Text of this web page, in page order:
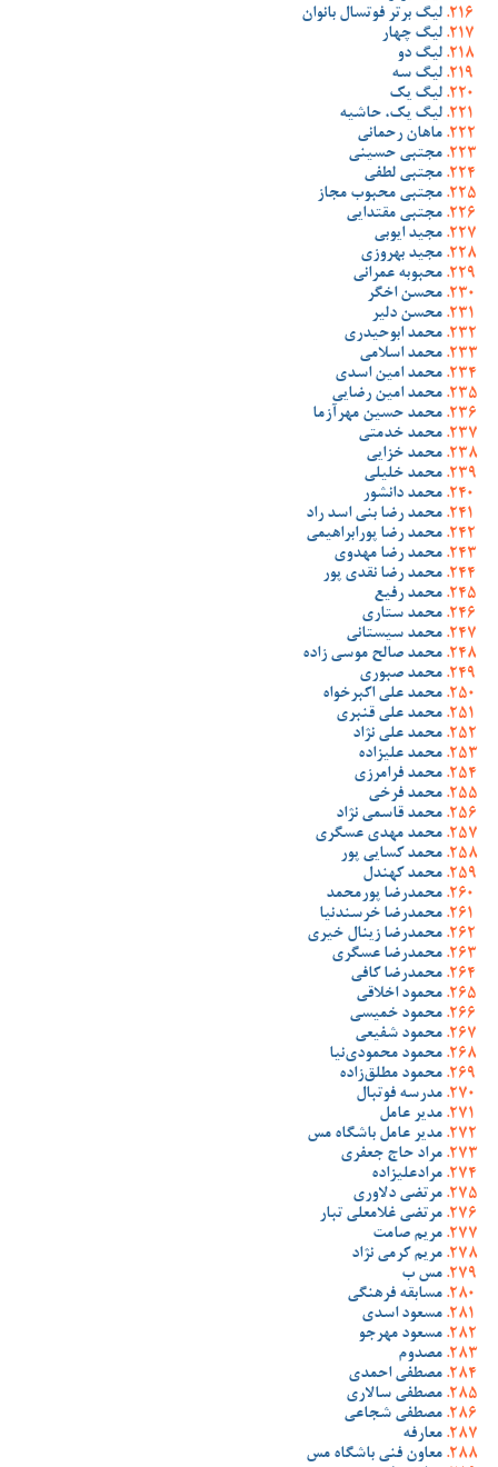
لیگ برتر فوتسال بانوان
لیگ چهار
لیگ دو
لیگ سه
لیگ یک
لیگ یک، حاشیه
ماهان رحمانی
مجتبی حسینی
مجتبی لطفی
مجتبی محبوب مجاز
مجتبی مقتدایی
مجید ایوبی
مجید بهروزی
محبوبه عمرانی
محسن اخگر
محسن دلیر
محمد ابوحیدری
محمد اسلامی
محمد امین اسدی
محمد امین رضایی
محمد حسین مهرآزما
محمد خدمتی
محمد خزایی
محمد خلیلی
محمد دانشور
محمد رضا بنی اسد راد
محمد رضا پورابراهیمی
محمد رضا مهدوی
محمد رضا نقدی پور
محمد رفیع
محمد ستاری
محمد سیستانی
محمد صالح موسی زاده
محمد صبوری
محمد علی اکبرخواه
محمد علی قنبری
محمد علی نژاد
محمد علیزاده
محمد فرامرزی
محمد فرخی
محمد قاسمی نژاد
محمد مهدی عسگری
محمد کسایی پور
محمد کهندل
محمدرضا پورمحمد
محمدرضا خرسندنیا
محمدرضا زینال خیری
محمدرضا عسگری
محمدرضا کافی
محمود اخلاقی
محمود خمیسی
محمود شفیعی
محمود محمودی‌نیا
محمود مطلق‌زاده
مدرسه فوتبال
مدیر عامل
مدیر عامل باشگاه مس
مراد حاج جعفری
مرادعلیزاده
مرتضی دلاوری
مرتضی غلامعلی تبار
مریم صامت
مریم کرمی نژاد
مس ب
مسابقه فرهنگی
مسعود اسدی
مسعود مهرجو
مصدوم
مصطفی احمدی
مصطفی سالاری
مصطفی شجاعی
معارفه
معاون فنی باشگاه مس